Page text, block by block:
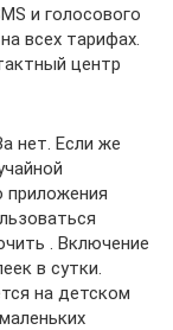
и голосового
всех тарифах.
центр
нет. Если же
приложения
. Включение
в сутки.
на детском